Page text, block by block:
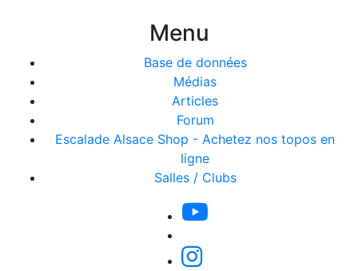
Menu
Base de données
Médias
Articles
Forum
Escalade Alsace Shop - Achetez nos topos en
ligne
Salles / Clubs